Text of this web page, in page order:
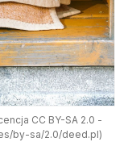
CC BY-SA 2.0 -
by-sa/2.0/deed.pl)